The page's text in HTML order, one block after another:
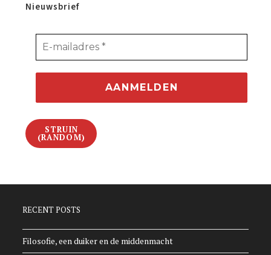
Nieuwsbrief
STRUIN
(RANDOM)
RECENT POSTS
Filosofie, een duiker en de middenmacht